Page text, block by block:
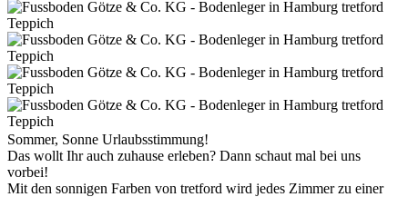
Sommer, Sonne Urlaubsstimmung!
Das wollt Ihr auch zuhause erleben? Dann schaut mal bei uns
vorbei!
Mit den sonnigen Farben von tretford wird jedes Zimmer zu einer